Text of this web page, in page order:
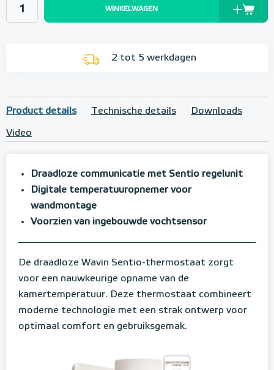
WINKELWAGEN
2 tot 5 werkdagen
Product details Technische details Downloads
Video
Draadloze communicatie met Sentio regelunit
Digitale temperatuuropnemer voor
wandmontage
Voorzien van ingebouwde vochtsensor
De draadloze Wavin Sentio-thermostaat zorgt
voor een nauwkeurige opname van de
kamertemperatuur. Deze thermostaat combineert
moderne technologie met een strak ontwerp voor
optimaal comfort en gebruiksgemak.